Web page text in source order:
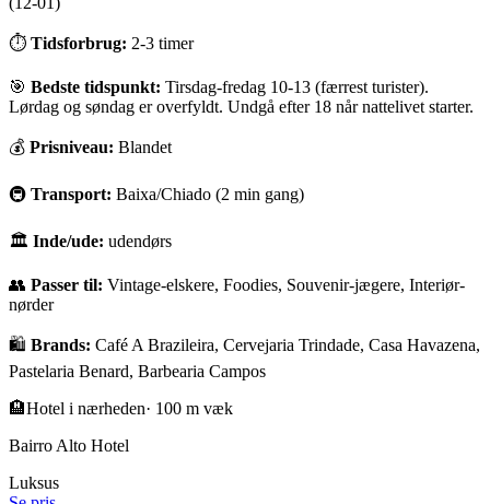
⏱ Tidsforbrug: 2-3 timer
🎯 Bedste tidspunkt: Tirsdag-fredag 10-13 (færrest turister).
Lørdag og søndag er overfyldt. Undgå efter 18 når nattelivet starter.
💰 Prisniveau: Blandet
🚇 Transport: Baixa/Chiado (2 min gang)
🏛 Inde/ude: udendørs
👥 Passer til: Vintage-elskere, Foodies, Souvenir-jægere, Interiør-
nørder
🛍️ Brands: Café A Brazileira, Cervejaria Trindade, Casa Havazena,
Pastelaria Benard, Barbearia Campos
🏨Hotel i nærheden· 100 m væk
Bairro Alto Hotel
Luksus